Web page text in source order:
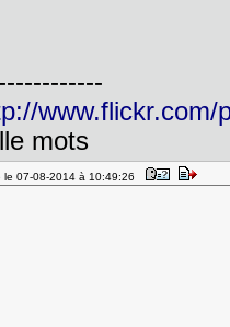
www.flickr.com/
mots
le 07-08-2014 à 10:49:26